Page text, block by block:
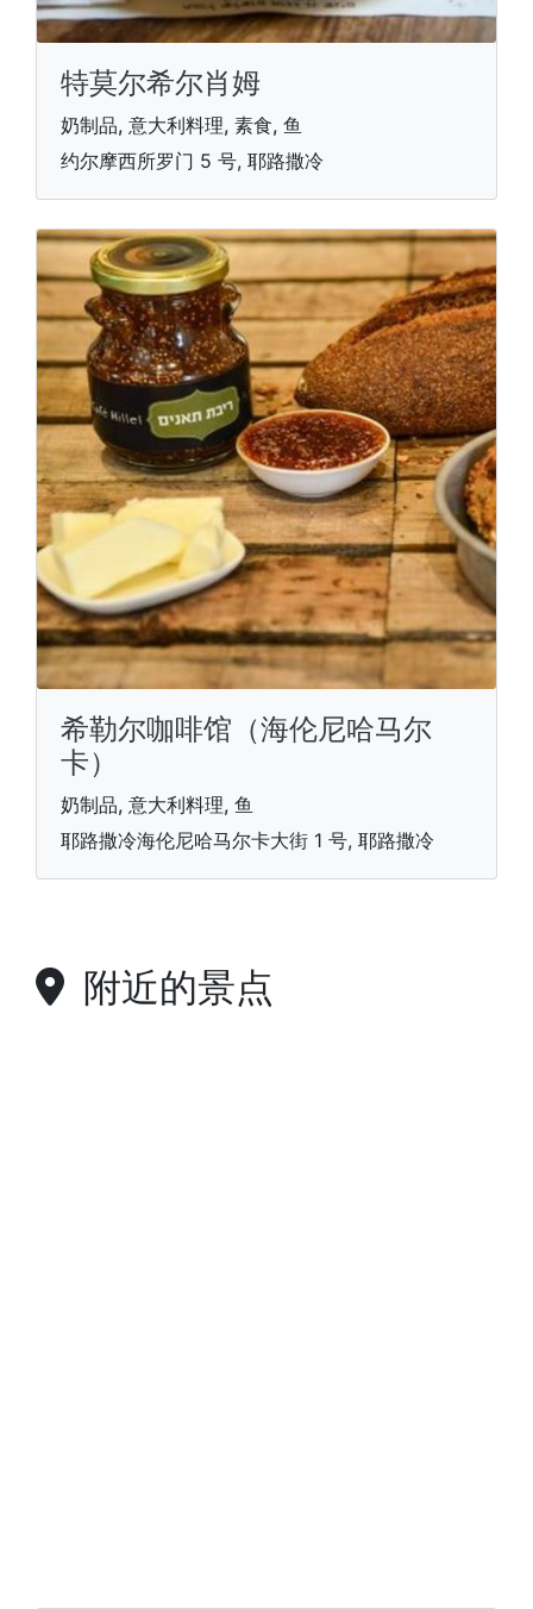
特莫尔希尔肖姆
奶制品, 意大利料理, 素食, 鱼
约尔摩西所罗门 5 号, 耶路撒冷
希勒尔咖啡馆（海伦尼哈马尔
卡）
奶制品, 意大利料理, 鱼
耶路撒冷海伦尼哈马尔卡大街 1 号, 耶路撒冷
附近的景点